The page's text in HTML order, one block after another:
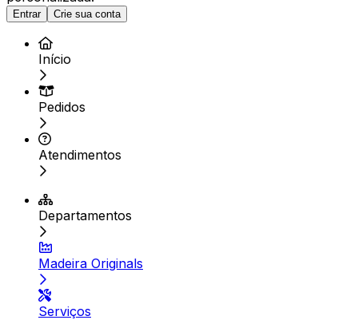
Entrar Crie sua conta
Início
Pedidos
Atendimentos
Departamentos
Madeira Originals
Serviços